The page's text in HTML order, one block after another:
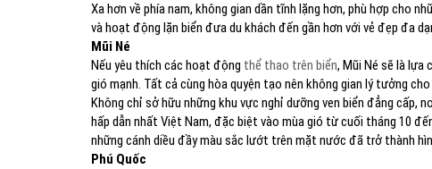
Xa hơn về phía nam, không gian dần tĩnh lặng hơn, phù hợp cho
và hoạt động lặn biển đưa du khách đến gần hơn với vẻ đẹp đa
Mũi Né
Nếu yêu thích các hoạt động thể thao trên biển, Mũi Né sẽ là lựa
gió mạnh. Tất cả cùng hòa quyện tạo nên không gian lý tưởng
Không chỉ sở hữu những khu vực nghỉ dưỡng ven biển đẳng
hấp dẫn nhất Việt Nam, đặc biệt vào mùa gió từ cuối tháng 10
những cánh diều đầy màu sắc lướt trên mặt nước đã trở thành
Phú Quốc